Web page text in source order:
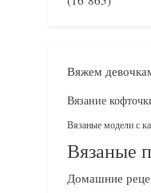
Вяжем
Вязание
Вязаные модели с
Вязаные
Домашние